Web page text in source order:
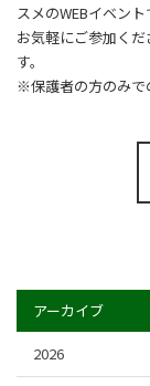
スメのWEBイベント
お気軽にご参加く
す。
※保護者の方のみで
アーカイブ
2026